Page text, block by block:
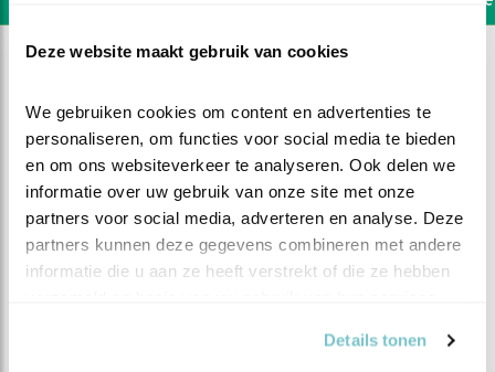
Deze website maakt gebruik van cookies
We gebruiken cookies om content en advertenties te
personaliseren, om functies voor social media te bieden
en om ons websiteverkeer te analyseren. Ook delen we
informatie over uw gebruik van onze site met onze
partners voor social media, adverteren en analyse. Deze
partners kunnen deze gegevens combineren met andere
informatie die u aan ze heeft verstrekt of die ze hebben
Details tonen